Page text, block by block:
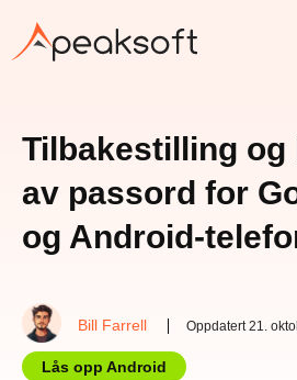
Tilbakestilling og
av passord for
og Android-
Bill Farrell Oppdatert 21.
Lås opp Android